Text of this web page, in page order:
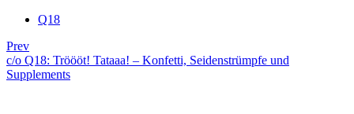
Q18
Prev
c/o Q18: Tröööt! Tataaa! – Konfetti, Seidenstrümpfe und
Supplements